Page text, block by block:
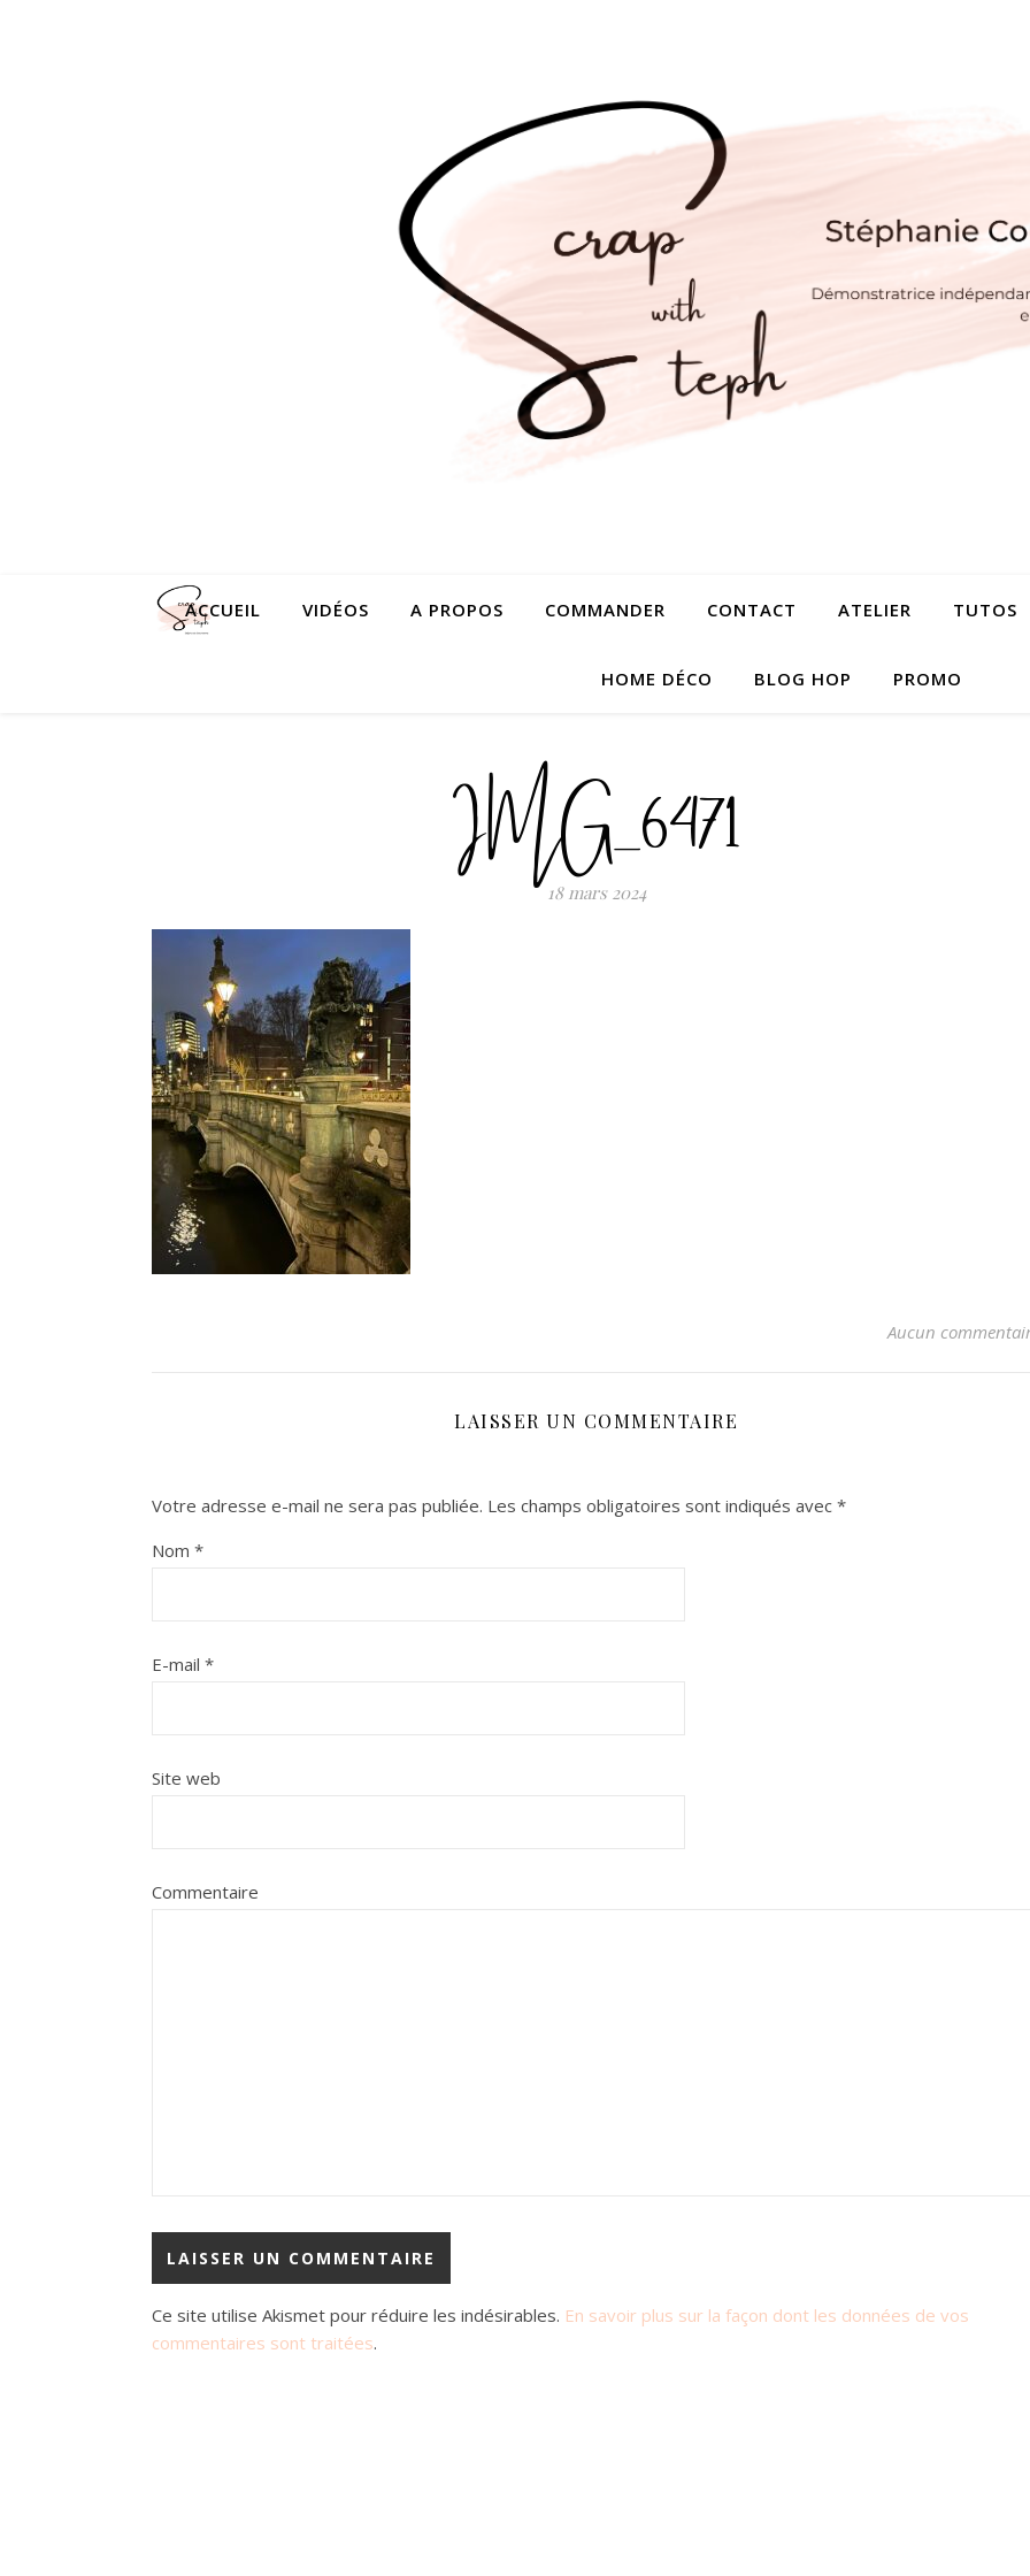
ACCUEIL VIDÉOS A PROPOS COMMANDER CONTACT ATELIER TUTOS
HOME DÉCO BLOG HOP PROMO
IMG_6471
18 mars 2024
Aucun
LAISSER UN COMMENTAIRE
Votre adresse e-mail ne sera pas publiée. Les champs obligatoires sont indiqués avec *
Nom *
E-mail *
Site web
Commentaire
Ce site utilise Akismet pour réduire les indésirables. En savoir plus sur la façon dont les données de vos
commentaires sont traitées.